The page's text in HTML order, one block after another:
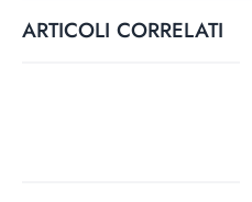
ARTICOLI CORRELATI